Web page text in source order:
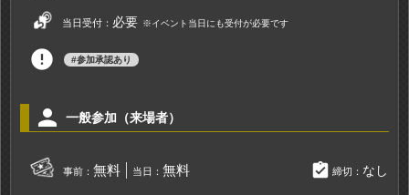
当日受付： 必要 ※イベント当日にも受付が必要です
error #参加承認あり
person 一般参加（来場者）
事前： 無料 当日： 無料 assignment_turned_in 締切： なし